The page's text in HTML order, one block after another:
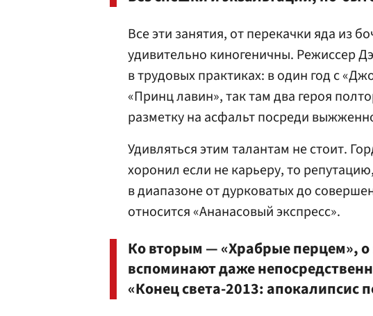
Все эти занятия, от перекачки яда из
удивительно киногеничны. Режиссер
в трудовых практиках: в один год с
«Принц лавин», так там два героя
разметку на асфальт посреди
Удивляться этим талантам не стоит.
хоронил если не карьеру, то
в диапазоне от дурковатых до
относится «Ананасовый экспресс».
Ко вторым — «Храбрые перцем»,
вспоминают даже
«Конец света-2013: апокалипсис